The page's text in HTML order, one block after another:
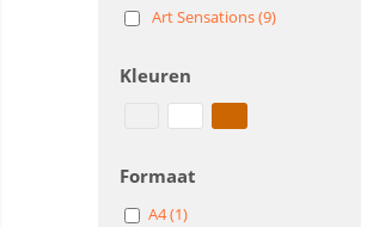
Art Sensations (9)
Kleuren
Formaat
A4 (1)